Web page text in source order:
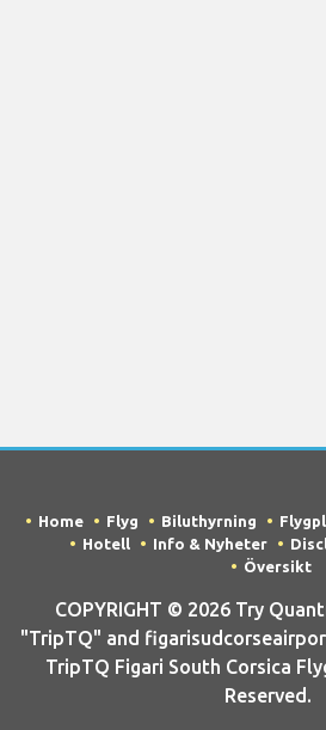
Home Flyg Biluthyrning
Hotell
Info & Nyheter
Översikt
COPYRIGHT © 2026 Try
"TripTQ" and
TripTQ Figari South Corsica
Reserved.